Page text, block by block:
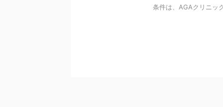
条件は、AGAクリニッ